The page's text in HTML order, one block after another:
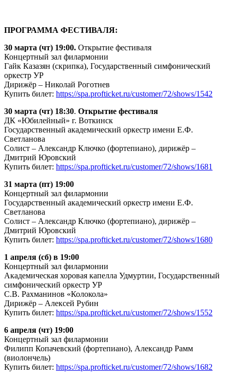
ПРОГРАММА ФЕСТИВАЛЯ:
30 марта (чт) 19:00. Открытие фестиваля
Концертный зал филармонии
Гайк Казазян (скрипка), Государственный симфонический
оркестр УР
Дирижёр – Николай Роготнев
Купить билет: https://spa.profticket.ru/customer/72/shows/1542
30 марта (чт) 18:30. Открытие фестиваля
ДК «Юбилейный» г. Воткинск
Государственный академический оркестр имени Е.Ф.
Светланова
Солист – Александр Ключко (фортепиано), дирижёр –
Дмитрий Юровский
Купить билет: https://spa.profticket.ru/customer/72/shows/1681
31 марта (пт) 19:00
Концертный зал филармонии
Государственный академический оркестр имени Е.Ф.
Светланова
Солист – Александр Ключко (фортепиано), дирижёр –
Дмитрий Юровский
Купить билет: https://spa.profticket.ru/customer/72/shows/1680
1 апреля (сб) в 19:00
Концертный зал филармонии
Академическая хоровая капелла Удмуртии, Государственный
симфонический оркестр УР
С.В. Рахманинов «Колокола»
Дирижёр – Алексей Рубин
Купить билет: https://spa.profticket.ru/customer/72/shows/1552
6 апреля (чт) 19:00
Концертный зал филармонии
Филипп Копачевский (фортепиано), Александр Рамм
(виолончель)
Купить билет: https://spa.profticket.ru/customer/72/shows/1682